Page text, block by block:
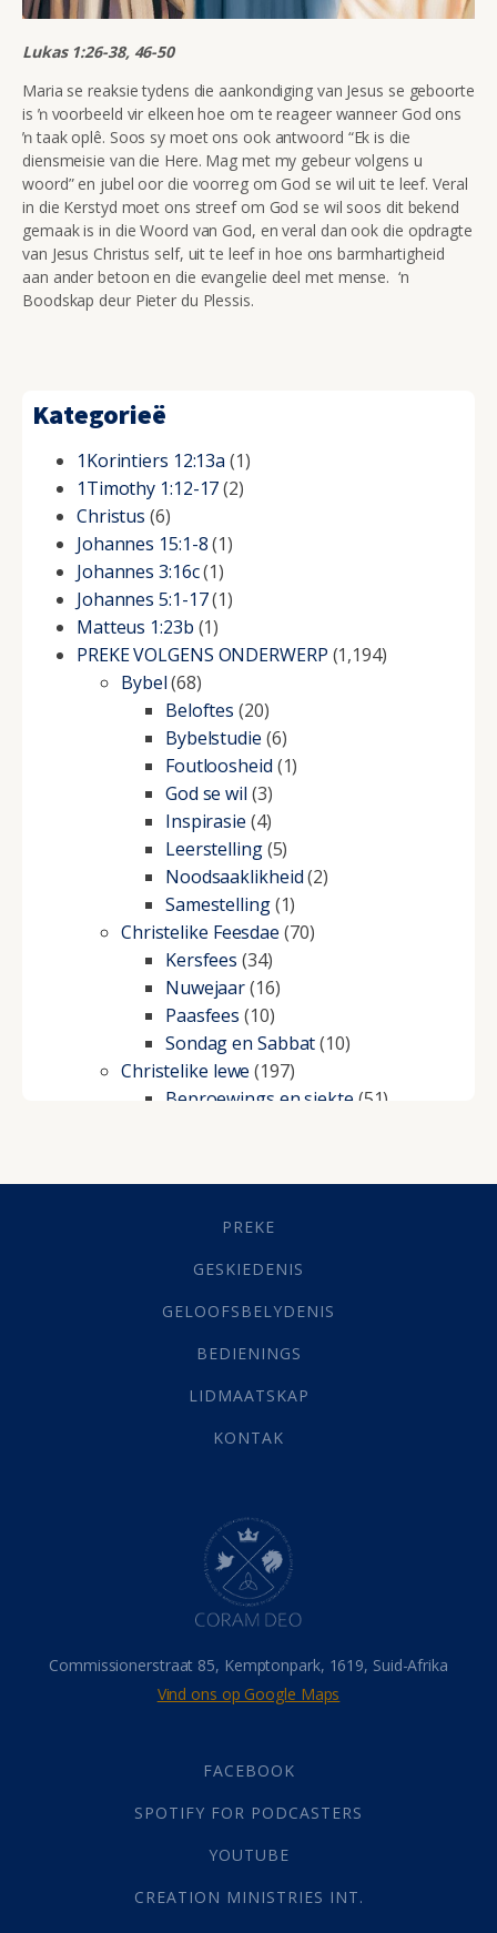
Lukas 1:26-38, 46-50
Maria se reaksie tydens die aankondiging van Jesus se geboorte
is ŉ voorbeeld vir elkeen hoe om te reageer wanneer God ons
ŉ taak oplê. Soos sy moet ons ook antwoord “Ek is die
diensmeisie van die Here. Mag met my gebeur volgens u
woord” en jubel oor die voorreg om God se wil uit te leef. Veral
in die Kerstyd moet ons streef om God se wil soos dit bekend
gemaak is in die Woord van God, en veral dan ook die opdragte
van Jesus Christus self, uit te leef in hoe ons barmhartigheid
aan ander betoon en die evangelie deel met mense. ‘n
Boodskap deur Pieter du Plessis.
Kategorieë
1Korintiers 12:13a (1)
1Timothy 1:12-17(2)
Christus (6)
Johannes 15:1-8(1)
Johannes 3:16c(1)
Johannes 5:1-17(1)
Matteus 1:23b (1)
PREKE VOLGENS ONDERWERP (1,194)
Bybel(68)
Beloftes (20)
Bybelstudie (6)
Foutloosheid (1)
God se wil (3)
Inspirasie (4)
Leerstelling(5)
Noodsaaklikheid(2)
Samestelling(1)
Christelike Feesdae (70)
Kersfees (34)
Nuwejaar(16)
Paasfees (10)
Sondag en Sabbat(10)
Christelike lewe (197)
Beproewings en siekte (51)
Geestelike Groei(10)
(21)
Grys Areas(4)
Lewensdoel(3)
Selfondersoek(1)
Werk(22)
(142)
Hemel (31)
Israel (14)
Millennium(1)
Oordeelsdag(19)
Verheerlikte liggaam
Wederkoms
(27)
Gebed(87)
Die Onse Vader(12)
God(392)
Afgode(23)
Almag(1)
PREKE
GESKIEDENIS
GELOOFSBELYDENIS
BEDIENINGS
LIDMAATSKAP
KONTAK
Commissionerstraat 85, Kemptonpark, 1619, Suid-Afrika
Vind ons op Google Maps
FACEBOOK
SPOTIFY FOR PODCASTERS
YOUTUBE
CREATION MINISTRIES INT.